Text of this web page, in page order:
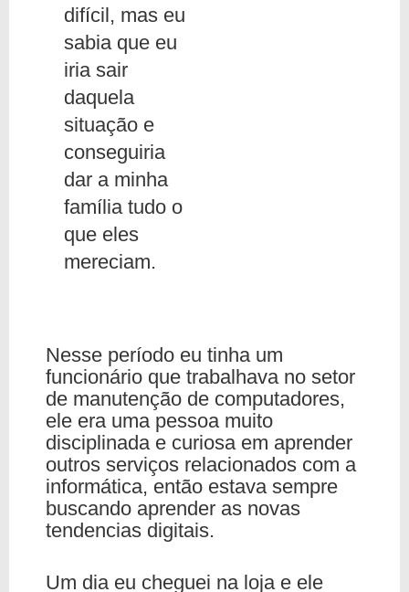
difícil, mas eu
sabia que eu
iria sair
daquela
situação e
conseguiria
dar a minha
família tudo o
que eles
mereciam.
Nesse período eu tinha um
funcionário que trabalhava no setor
de manutenção de computadores,
ele era uma pessoa muito
disciplinada e curiosa em aprender
outros serviços relacionados com a
informática, então estava sempre
buscando aprender as novas
tendencias digitais.
Um dia eu cheguei na loja e ele